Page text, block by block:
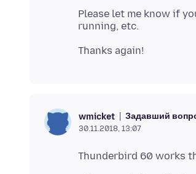
Please let me know if
wmicket Задавший
30.11.2018, 13:07